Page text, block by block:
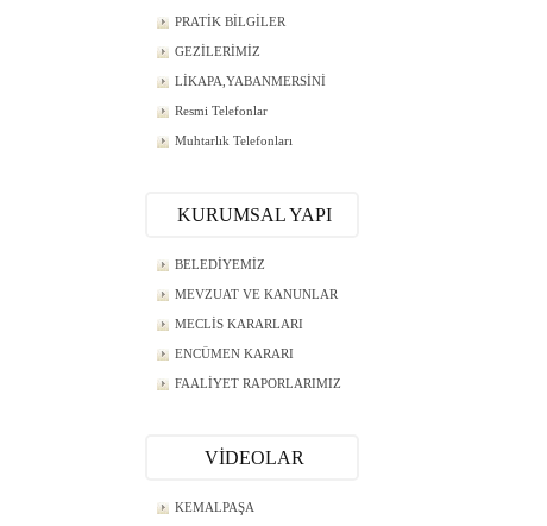
PRATİK BİLGİLER
GEZİLERİMİZ
LİKAPA,YABANMERSİNİ
Resmi Telefonlar
Muhtarlık Telefonları
KURUMSAL YAPI
BELEDİYEMİZ
MEVZUAT VE KANUNLAR
MECLİS KARARLARI
ENCÜMEN KARARI
FAALİYET RAPORLARIMIZ
VİDEOLAR
KEMALPAŞA